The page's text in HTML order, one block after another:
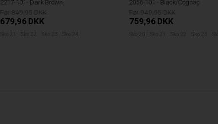
2056-101 - Black/Cognac
949,95
759,96 DKK
Sko 20 Sko 21 Sko 22 Sko 23
- Lavender/Dusty Mauve
999,95
799,96 DKK
Sko 28 Sko 29 Sko 32